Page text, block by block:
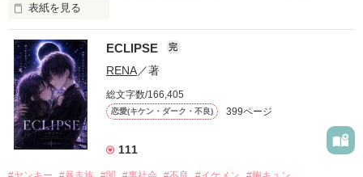
表紙を見る
「好きだったから、別れを選んだ。」
モテる人を好きになるのが怖かった。
だから私は、中学時代に大好きだった彼を自分から振った。
もう会うことはないと思っていたのに、
高校生になって再会した彼は、隣の学校で”王子様”と呼ばれる
ECLIPSE 完
RENA／著
総文字数/166,405
恋愛(キケン・ダーク・不良) 399ページ
111